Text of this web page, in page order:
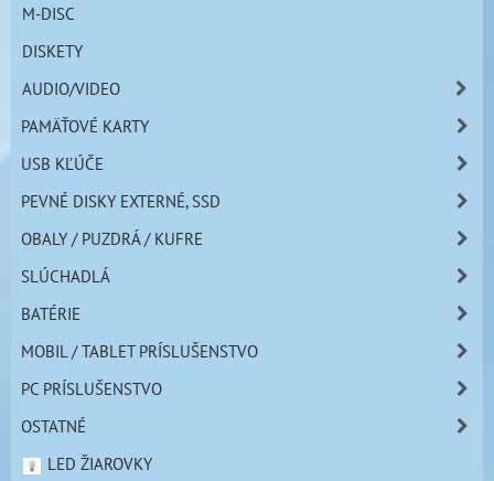
M-DISC
DISKETY
AUDIO/VIDEO
PAMÄŤOVÉ KARTY
USB KĽÚČE
PEVNÉ DISKY EXTERNÉ, SSD
OBALY / PUZDRÁ / KUFRE
SLÚCHADLÁ
BATÉRIE
MOBIL / TABLET PRÍSLUŠENSTVO
PC PRÍSLUŠENSTVO
OSTATNÉ
LED ŽIAROVKY